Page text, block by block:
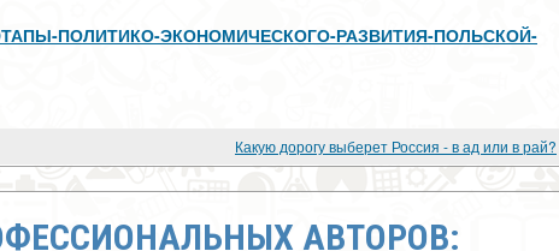
ЭТАПЫ-ПОЛИТИКО-ЭКОНОМИЧЕСКОГО-РАЗВИТИЯ-ПОЛЬСКОЙ-
Какую дорогу выберет Россия - в ад или в рай?
АВТОРОВ: